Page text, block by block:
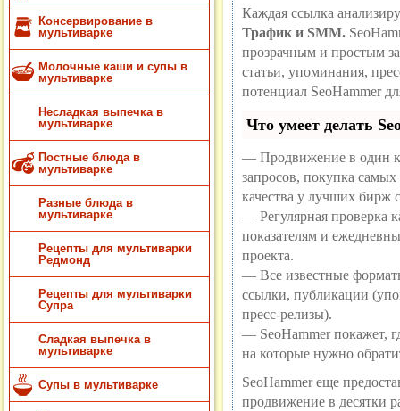
Консервирование в
мультиварке
Молочные каши и супы в
мультиварке
Несладкая выпечка в
мультиварке
Постные блюда в
мультиварке
Разные блюда в
мультиварке
Рецепты для мультиварки
Редмонд
Рецепты для мультиварки
Супра
Сладкая выпечка в
мультиварке
Супы в мультиварке
Каждая ссылка
Трафик и SMM.
прозрачным и простым
статьи, упоминания,
потенциал SeoHammer
Что умеет делать
— Продвижение в один
запросов, покупка
качества у лучших бирж
— Регулярная проверка
показателям и
проекта.
— Все известные
ссылки, публикации
пресс-релизы).
— SeoHammer покажет,
на которые нужно
SeoHammer еще
продвижение в десятки